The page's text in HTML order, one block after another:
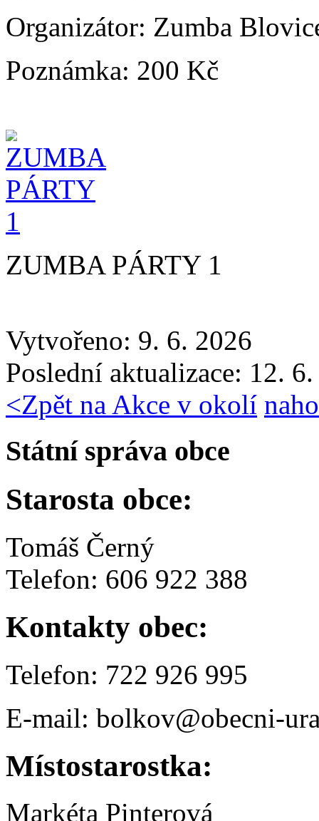
Organizátor: Zumba
Poznámka: 200 Kč
ZUMBA PÁRTY 1
Vytvořeno: 9. 6. 2026
Poslední aktualizace: 12.
<Zpět na Akce v okolí
Státní správa obce
Starosta obce:
Tomáš Černý
Telefon: 606 922 388
Kontakty obec:
Telefon: 722 926 995
E-mail: bolkov@obecni-
Místostarostka:
Markéta Pinterová